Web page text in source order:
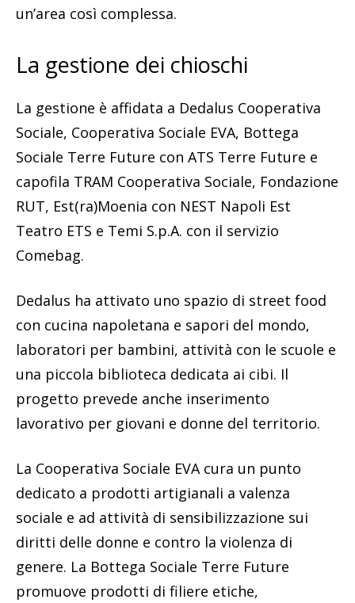
un’area così complessa.
La gestione dei chioschi
La gestione è affidata a Dedalus Cooperativa
Sociale, Cooperativa Sociale EVA, Bottega
Sociale Terre Future con ATS Terre Future e
capofila TRAM Cooperativa Sociale, Fondazione
RUT, Est(ra)Moenia con NEST Napoli Est
Teatro ETS e Temi S.p.A. con il servizio
Comebag.
Dedalus ha attivato uno spazio di street food
con cucina napoletana e sapori del mondo,
laboratori per bambini, attività con le scuole e
una piccola biblioteca dedicata ai cibi. Il
progetto prevede anche inserimento
lavorativo per giovani e donne del territorio.
La Cooperativa Sociale EVA cura un punto
dedicato a prodotti artigianali a valenza
sociale e ad attività di sensibilizzazione sui
diritti delle donne e contro la violenza di
genere. La Bottega Sociale Terre Future
promuove prodotti di filiere etiche,